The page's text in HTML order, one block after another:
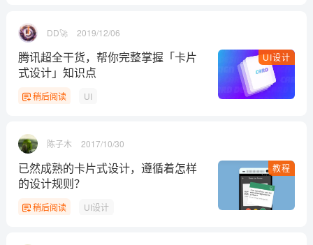
DD🚀 2019/12/06
UI设计
腾讯超全干货，帮你完整掌握「卡片
式设计」知识点
稍后阅读 UI
陈子木 2017/10/30
教程
已然成熟的卡片式设计，遵循着怎样
的设计规则？
稍后阅读 UI设计